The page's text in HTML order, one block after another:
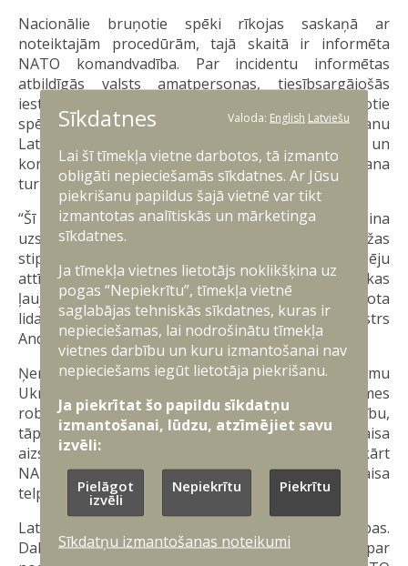
Nacionālie bruņotie spēki rīkojas saskaņā ar
noteiktajām procedūrām, tajā skaitā ir informēta
NATO komandvadība. Par incidentu informētas
atbildīgās valsts amatpersonas, tiesībsargājošās
iestādes un reģiona NATO valstis. Nacionālie bruņotie
spēki konstatēja bezpilota lidaparāta nonākšanu
Latvijas teritorija, kā arī monitorēja tā kustību un
konstatēja nokrišanas vietu. Situācijas izmeklēšana
turpinās.
“Šī situācija ir kā apliecinājums, ka mums jāturpina
uzsāktie darbi Latvijas austrumu robežas
stiprināšanā, tostarp pretgaisa aizsardzības spēju
attīstībā un elektroniskās karadarbības spējas, kas
ļauj ierobežot dažāda pielietojuma bezpilota
lidaparātu darbību,” norāda aizsardzības ministrs
Andris Sprūds.
Ņemot vērā Krievijas pilna mēroga iebrukumu
Ukrainā, Latvija pastiprināti veic savu sauszemes
robežu, gaisa telpas un teritoriālo ūdeņu aizsardzību,
tāpat Nacionālo bruņoto spēki pastiprina pretgaisa
aizsardzības spējas uz austrumu robežas. Savukārt
NATO sabiedrotie rotācijas kārtībā nodrošina gaisa
telpas patrulēšanas misiju virs Baltijas valstīm.
Latvijas gaisa telpa ir daļa no NATO gaisa telpas.
Dalībvalstis NATO samitā Vašingtonā vienojās par
Sīkdatnes Valoda: English Latviešu
Lai šī tīmekļa vietne darbotos, tā izmanto
obligāti nepieciešamās sīkdatnes. Ar Jūsu
piekrišanu papildus šajā vietnē var tikt
izmantotas analītiskās un mārketinga
sīkdatnes.
Ja tīmekļa vietnes lietotājs noklikšķina uz
pogas “Nepiekrītu”, tīmekļa vietnē
saglabājas tehniskās sīkdatnes, kuras ir
nepieciešamas, lai nodrošinātu tīmekļa
vietnes darbību un kuru izmantošanai nav
nepieciešams iegūt lietotāja piekrišanu.
Ja piekrītat šo papildu sīkdatņu
izmantošanai, lūdzu, atzīmējiet savu
izvēli:
Pielāgot
izvēli
Nepiekrītu Piekrītu
Sīkdatņu izmantošanas noteikumi